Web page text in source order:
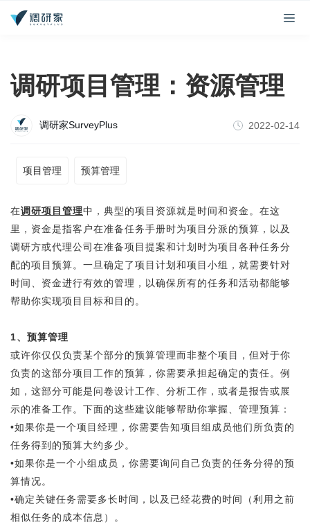
调研项目管理：资源管理
调研家SurveyPlus 2022-02-14
项目管理 预算管理
在调研项目管理中，典型的项目资源就是时间和资金。在这
里，资金是指客户在准备任务手册时为项目分派的预算，以及
调研方或代理公司在准备项目提案和计划时为项目各种任务分
配的项目预算。一旦确定了项目计划和项目小组，就需要针对
时间、资金进行有效的管理，以确保所有的任务和活动都能够
帮助你实现项目目标和目的。
1、预算管理
或许你仅仅负责某个部分的预算管理而非整个项目，但对于你
负责的这部分项目工作的预算，你需要承担起确定的责任。例
如，这部分可能是问卷设计工作、分析工作，或者是报告或展
示的准备工作。下面的这些建议能够帮助你掌握、管理预算：
•如果你是一个项目经理，你需要告知项目组成员他们所负责的
任务得到的预算大约多少。
•如果你是一个小组成员，你需要询问自己负责的任务分得的预
算情况。
•确定关键任务需要多长时间，以及已经花费的时间（利用之前
相似任务的成本信息）。